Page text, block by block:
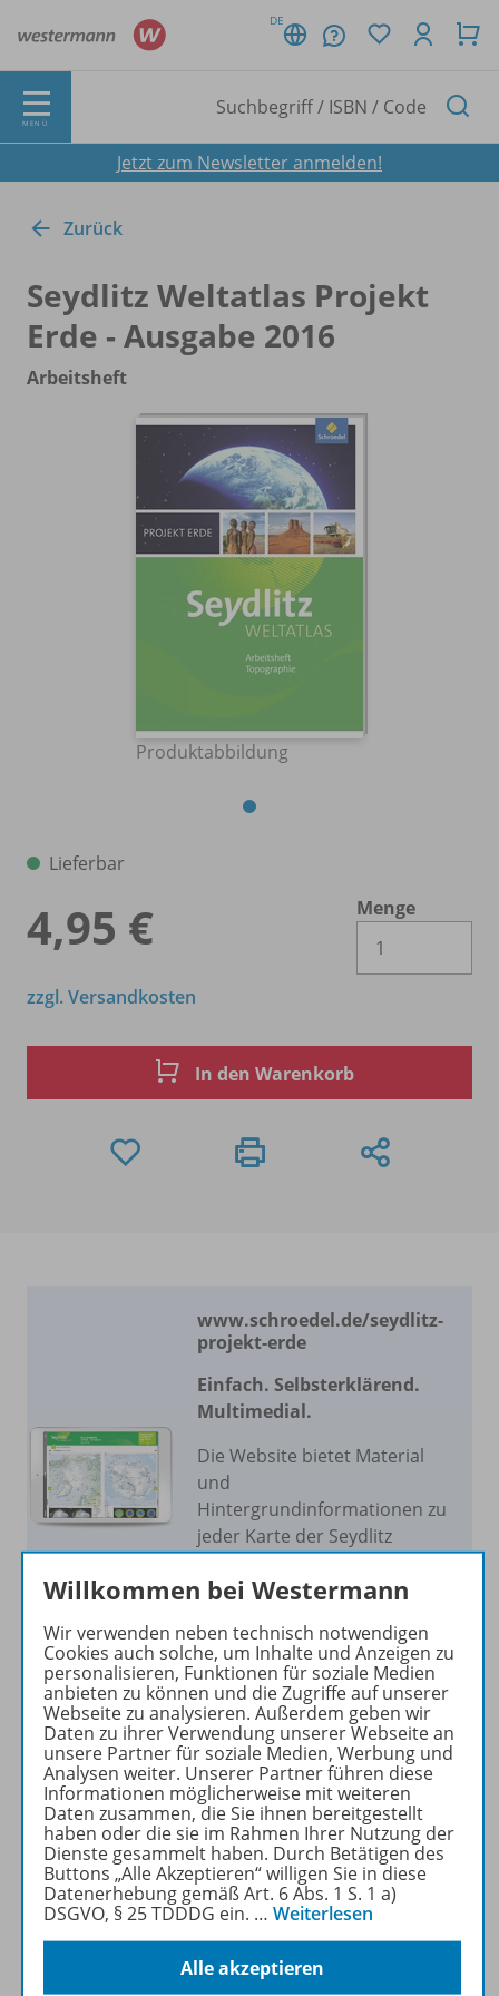
DE
MENÜ
Jetzt zum Newsletter anmelden!
Zurück
Seydlitz Weltatlas Projekt
Erde - Ausgabe 2016
Arbeitsheft
Produktabbildung
Lieferbar
4,95 €
Menge
zzgl. Versandkosten
In den Warenkorb
www.schroedel.de/seydlitz-
projekt-erde
Einfach. Selbsterklärend.
Multimedial.
Die Website bietet Material
und
Hintergrundinformationen zu
jeder Karte der Seydlitz
Weltatlanten.
Mehr erfahren
Produktinformationen
Beschreibung
Zugehörige Produkte
Willkommen bei Westermann
Wir verwenden neben technisch notwendigen
Cookies auch solche, um Inhalte und Anzeigen zu
personalisieren, Funktionen für soziale Medien
anbieten zu können und die Zugriffe auf unserer
Webseite zu analysieren. Außerdem geben wir
Daten zu ihrer Verwendung unserer Webseite an
unsere Partner für soziale Medien, Werbung und
Analysen weiter. Unserer Partner führen diese
Informationen möglicherweise mit weiteren
Daten zusammen, die Sie ihnen bereitgestellt
haben oder die sie im Rahmen Ihrer Nutzung der
Dienste gesammelt haben. Durch Betätigen des
Buttons „Alle Akzeptieren“ willigen Sie in diese
Datenerhebung gemäß Art. 6 Abs. 1 S. 1 a)
DSGVO, § 25 TDDDG ein. … Weiterlesen
Alle akzeptieren